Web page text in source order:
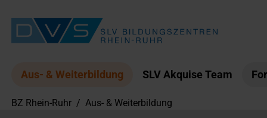
Aus- & Weiterbildung SLV Akquise Team
BZ Rhein-Ruhr / Aus- & Weiterbildung